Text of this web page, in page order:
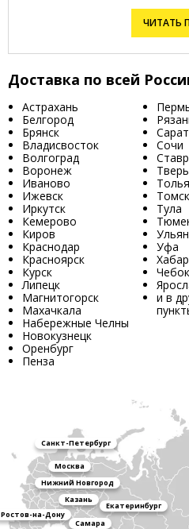
ЧИТАТЬ
Доставка по всей
Астрахань
Белгород
Брянск
Владисвосток
Волгоград
Воронеж
Иваново
Ижевск
Иркутск
Кемерово
Киров
Краснодар
Красноярск
Курск
Липецк
Магнитогорск
Махачкала
Набережные Челны
Новокузнецк
Оренбург
Пенза
Сочи
Тверь
Томск
Тула
Уфа
и в
Санкт-Петербург
Москва
Нижний Новгород
Казань
Екатеринбург
Ростов-на-Дону
Самара